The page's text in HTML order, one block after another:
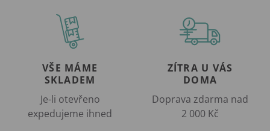
VŠE MÁME
SKLADEM
Je-li otevřeno
expedujeme ihned
ZÍTRA U VÁS
DOMA
Doprava zdarma nad
2 000 Kč